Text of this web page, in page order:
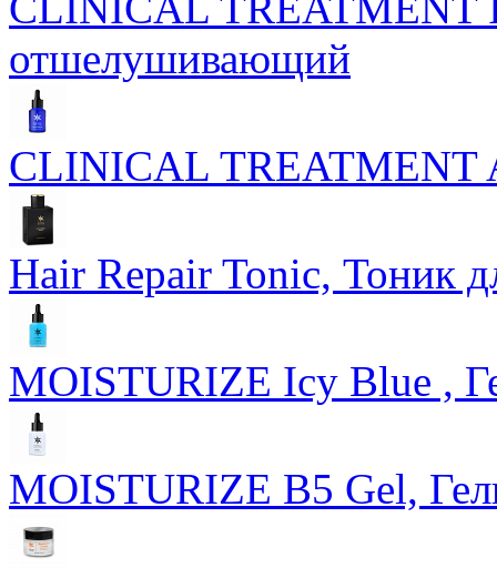
отшелушивающий
CLINICAL TREATMENT
Hair Repair Tonic, Тоник
MOISTURIZE Icy Blue ,
MOISTURIZE B5 Gel,